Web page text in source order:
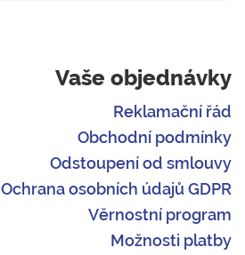
Vaše objednávky
Reklamační řád
Obchodní podmínky
Odstoupení od smlouvy
Ochrana osobních údajů GDPR
Věrnostní program
Možnosti platby